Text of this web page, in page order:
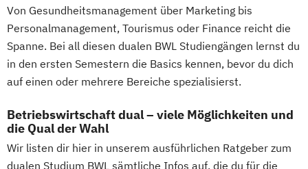
Von Gesundheitsmanagement über Marketing bis
Personalmanagement, Tourismus oder Finance reicht die
Spanne. Bei all diesen dualen BWL Studiengängen lernst du
in den ersten Semestern die Basics kennen, bevor du dich
auf einen oder mehrere Bereiche spezialisierst.
Betriebswirtschaft dual – viele Möglichkeiten und
die Qual der Wahl
Wir listen dir hier in unserem ausführlichen Ratgeber zum
dualen Studium BWL sämtliche Infos auf, die du für die